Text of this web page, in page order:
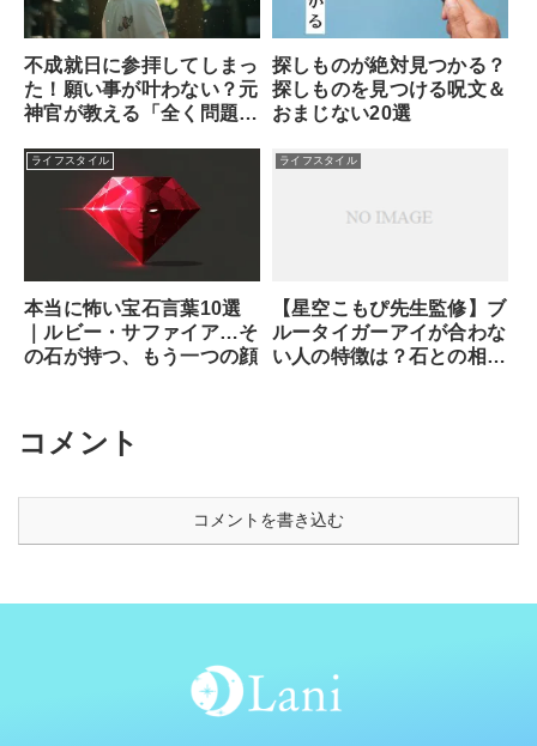
不成就日に参拝してしまっ
た！願い事が叶わない？元
神官が教える「全く問題な
法
探しものが絶対見つかる？
探しものを見つける呪文＆
おまじない20選
ライフスタイル
本当に怖い宝石言葉10選
｜ルビー・サファイア…そ
の石が持つ、もう一つの顔
ライフスタイル
【星空こもぴ先生監修】ブ
ルータイガーアイが合わな
い人の特徴は？石との相性
コメント
コメントを書き込む